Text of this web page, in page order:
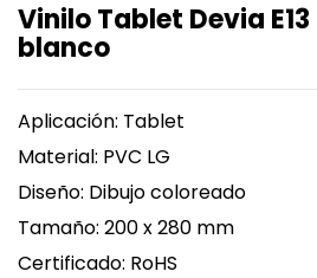
Vinilo Tablet Devia
blanco
Aplicación: Tablet
Material: PVC LG
Diseño: Dibujo coloreado
Tamaño: 200 x 280 mm
Certificado: RoHS